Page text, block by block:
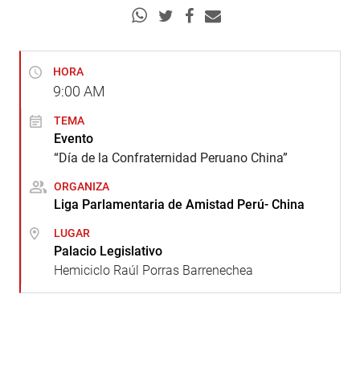
HORA
9:00 AM
TEMA
Evento
“Día de la Confraternidad Peruano China”
ORGANIZA
Liga Parlamentaria de Amistad Perú- China
LUGAR
Palacio Legislativo
Hemiciclo Raúl Porras Barrenechea